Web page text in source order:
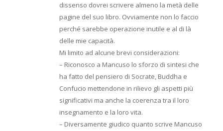
dissenso dovrei scrivere almeno la metà delle
pagine del suo libro. Ovviamente non lo faccio
perché sarebbe operazione inutile e al di là
delle mie capacità.
Mi limito ad alcune brevi considerazioni:
– Riconosco a Mancuso lo sforzo di sintesi che
ha fatto del pensiero di Socrate, Buddha e
Confucio mettendone in rilievo gli aspetti più
significativi ma anche la coerenza tra il loro
insegnamento e la loro vita.
– Diversamente giudico quanto scrive Mancuso